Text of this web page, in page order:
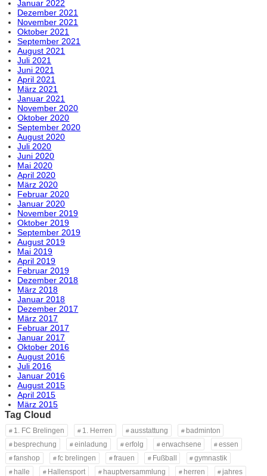
Januar 2022
Dezember 2021
November 2021
Oktober 2021
September 2021
August 2021
Juli 2021
Juni 2021
April 2021
März 2021
Januar 2021
November 2020
Oktober 2020
September 2020
August 2020
Juli 2020
Juni 2020
Mai 2020
April 2020
März 2020
Februar 2020
Januar 2020
November 2019
Oktober 2019
September 2019
August 2019
Mai 2019
April 2019
Februar 2019
Dezember 2018
März 2018
Januar 2018
Dezember 2017
März 2017
Februar 2017
Januar 2017
Oktober 2016
August 2016
Juli 2016
Januar 2016
August 2015
April 2015
März 2015
Tag Cloud
1. FC Brelingen 1. Herren ausstattung
badminton
besprechung
einladung erfolg erwachsene
essen
fanshop
fc brelingen frauen Fußball
gymnastik
halle
Hallensport hauptversammlung herren
jahres